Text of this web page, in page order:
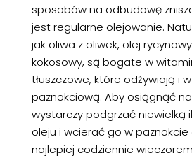
sposobów na odbudowę
jest regularne olejowanie.
jak oliwa z oliwek, olej
kokosowy, są bogate w
tłuszczowe, które odżywiają i
paznokciową. Aby osiągnąć
wystarczy podgrzać niewielką
oleju i wcierać go w paznokcie
najlepiej codziennie